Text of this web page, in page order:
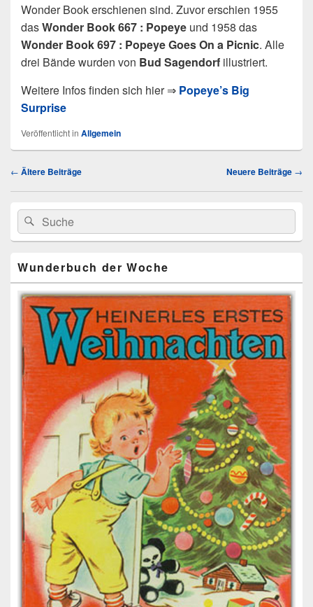
Wonder Book erschienen sind. Zuvor erschien 1955
dasWonder Book 667 : Popeye und 1958 das
Wonder Book 697 : Popeye Goes On a Picnic. Alle
drei Bände wurden von Bud Sagendorf illustriert.
Weitere Infos finden sich hier ⇒ Popeye’s Big
Surprise
Veröffentlicht in Allgemein
Beitragsnavigation
← Ältere Beiträge Neuere Beiträge →
Primärer
Seitenleisten
Widget-
Bereich
Search
for:
Suche
Wunderbuch der Woche